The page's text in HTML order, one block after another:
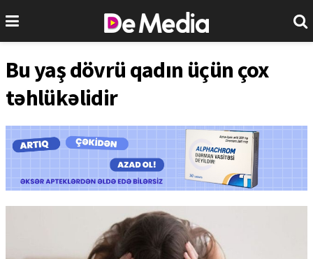
Bu yaş dövrü qadın üçün çox
təhlükəlidir